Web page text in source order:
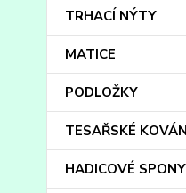
TRHACÍ NÝTY
MATICE
PODLOŽKY
TESAŘSKÉ
HADICOVÉ SPONY